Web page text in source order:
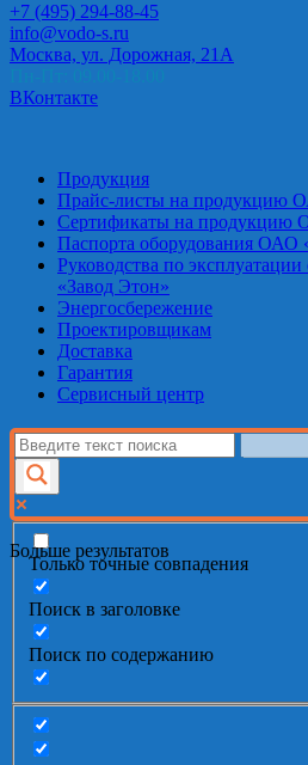
+7 (495) 294-88-45
info@vodo-s.ru
Москва, ул. Дорожная, 21А
ВКонтакте
Продукция
Прайс-листы на продукцию
Сертификаты на продукцию
Паспорта оборудования ОАО
Руководства по
«Завод Этон»
Энергосбережение
Проектировщикам
Доставка
Гарантия
Сервисный центр
Больше результатов
Только точные совпадения
Поиск в заголовке
Поиск по содержанию